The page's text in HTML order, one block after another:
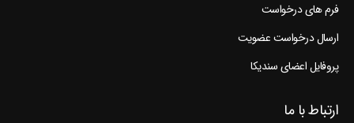
فرم های درخواست
ارسال درخواست عضویت
پروفایل اعضای سندیکا
ارتباط با ما